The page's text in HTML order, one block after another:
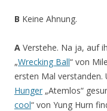
B Keine Ahnung.
A Verstehe. Na ja, auf
„Wrecking Ball“ von
ersten Mal
Hunger „Atemlos“
cool“ von Yung Hurn